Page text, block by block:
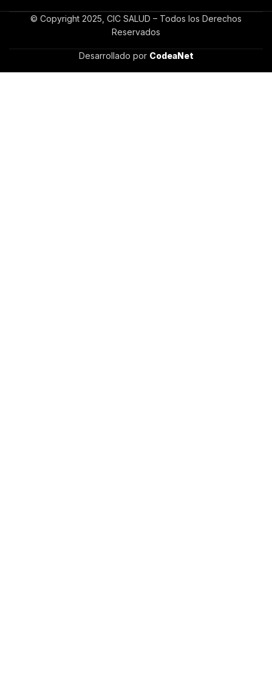
© Copyright 2025, CIC SALUD – Todos los Derechos
Reservados
Desarrollado por CodeaNet